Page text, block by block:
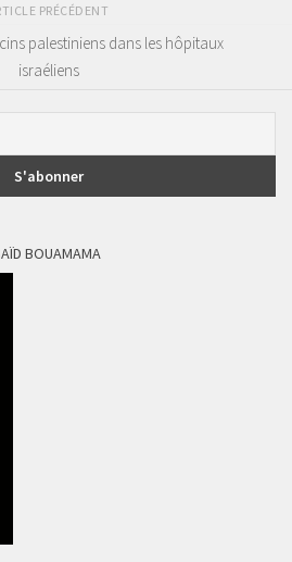
PRÉCÉDENT
palestiniens dans les hôpitaux
israéliens
BOUAMAMA